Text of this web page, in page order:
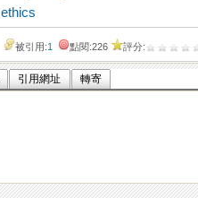
ethics
被引用:1 點閱:226 評分:
引用網址 轉寄